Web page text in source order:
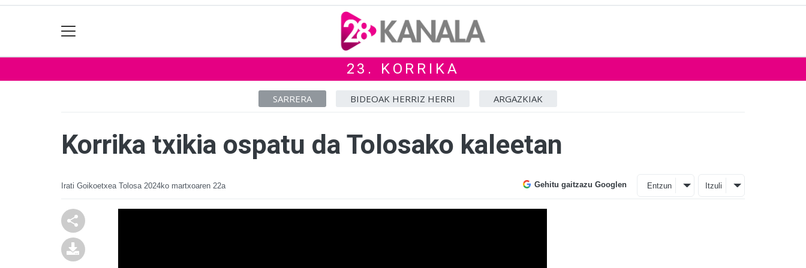
23. KORRIKA
SARRERA BIDEOAK HERRIZ HERRI ARGAZKIAK
Korrika txikia ospatu da Tolosako kaleetan
Irati Goikoetxea Tolosa 2024ko martxoaren 22a Gehitu gaitzazu Googlen Entzun Itzuli